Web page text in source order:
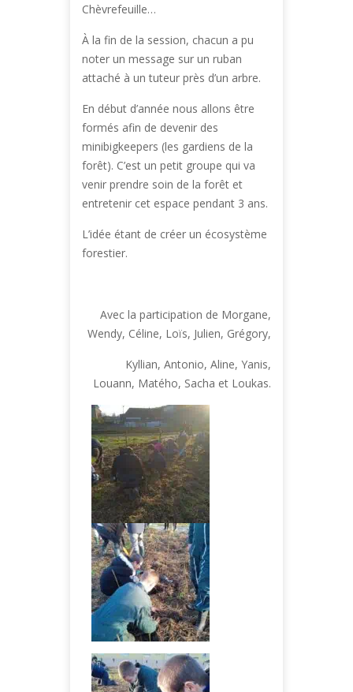
Chèvrefeuille…
À la fin de la session, chacun a pu
noter un message sur un ruban
attaché à un tuteur près d’un arbre.
En début d’année nous allons être
formés afin de devenir des
minibigkeepers (les gardiens de la
forêt). C’est un petit groupe qui va
venir prendre soin de la forêt et
entretenir cet espace pendant 3 ans.
L’idée étant de créer un écosystème
forestier.
Avec la participation de Morgane,
Wendy, Céline, Loïs, Julien, Grégory,
Kyllian, Antonio, Aline, Yanis,
Louann, Matého, Sacha et Loukas.